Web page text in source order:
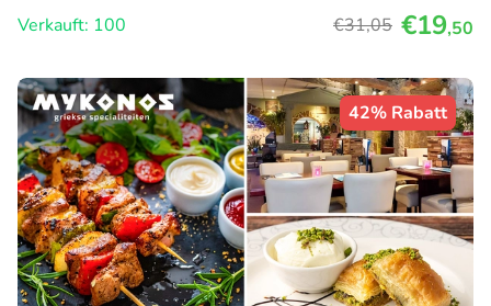
Verkauft: 100
€31,05 €19,50
42% Rabatt